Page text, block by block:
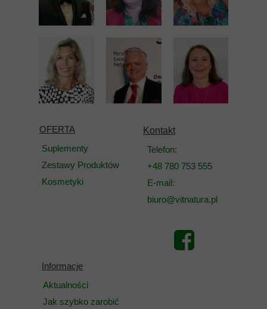
OFERTA
Suplementy
Zestawy Produktów
Kosmetyki
Informacje
Aktualności
Jak szybko zarobić
Kontakt
Telefon:
+48 780 753 555
E-mail:
biuro@vitnatura.pl